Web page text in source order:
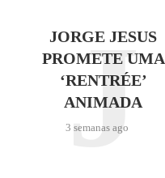
JORGE JESUS
PROMETE UMA
‘RENTRÉE’
ANIMADA
3 semanas ago
J